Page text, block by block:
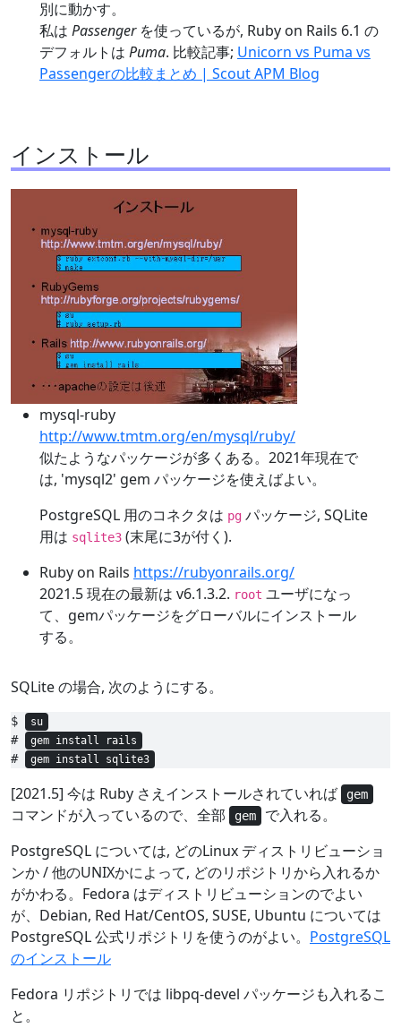
別に動かす。
私は Passengerを使っているが, Ruby on Rails 6.1 の
デフォルトは Puma. 比較記事; Unicorn vs Puma vs
Passengerの比較まとめ | Scout APM Blog
インストール
mysql-ruby
http://www.tmtm.org/en/mysql/ruby/
似たようなパッケージが多くある。2021年現在で
は, 'mysql2' gem パッケージを使えばよい。
PostgreSQL 用のコネクタは pg パッケージ, SQLite
用は sqlite3 (末尾に3が付く).
Ruby on Rails https://rubyonrails.org/
2021.5 現在の最新は v6.1.3.2. root ユーザになっ
て、gemパッケージをグローバルにインストール
する。
SQLite の場合, 次のようにする。
$ su
# gem install rails
# gem install sqlite3
[2021.5] 今は Ruby さえインストールされていれば gem
コマンドが入っているので、全部 gem
で入れる。
PostgreSQL については, どのLinux ディストリビューショ
ンか / 他のUNIXかによって, どのリポジトリから入れるか
がかわる。Fedora はディストリビューションのでよい
が、Debian, Red Hat/CentOS, SUSE, Ubuntu については
PostgreSQL 公式リポジトリを使うのがよい。 PostgreSQL
のインストール
Fedora リポジトリでは libpq-devel パッケージも入れるこ
と。